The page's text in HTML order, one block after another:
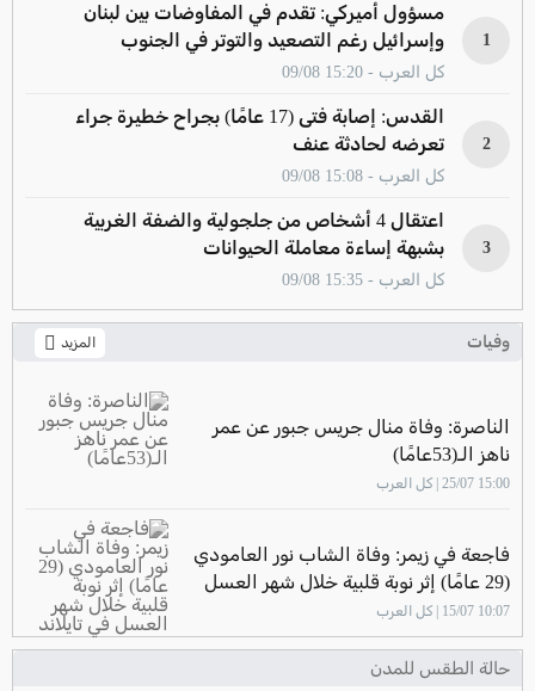
حالة الطقس للمدن
1
مسؤول أميركي: تقدم في المفاوضات بين لبنان
وإسرائيل رغم التصعيد والتوتر في الجنوب
كل العرب - 15:20 09/08
2
القدس: إصابة فتى (17 عامًا) بجراح خطيرة جراء
تعرضه لحادثة عنف
كل العرب - 15:08 09/08
3
اعتقال 4 أشخاص من جلجولية والضفة الغربية
بشبهة إساءة معاملة الحيوانات
كل العرب - 15:35 09/08
وفيات المزيد
الناصرة: وفاة منال جريس جبور عن عمر
ناهز الـ(53عامًا)
15:00 25/07 | كل العرب
فاجعة في زيمر: وفاة الشاب نور العامودي
(29 عامًا) إثر نوبة قلبية خلال شهر العسل
في تايلاند
10:07 15/07 | كل العرب